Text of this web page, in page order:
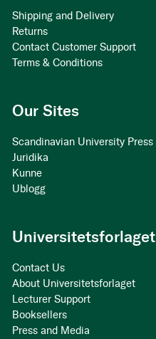
Shipping and Delivery
Returns
Contact Customer Support
Terms & Conditions
Our Sites
Scandinavian University Press
Juridika
Kunne
Ublogg
Universitetsforlaget
Contact Us
About Universitetsforlaget
Lecturer Support
Booksellers
Press and Media